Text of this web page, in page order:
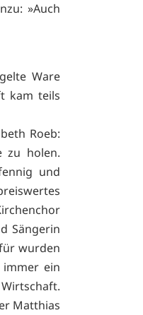
»Auch
Ware
kam teils
Roeb:
zu holen.
und
Sängerin
wurden
ein
Matthias